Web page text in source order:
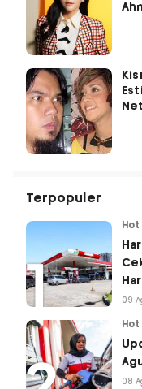
Terpopuler
Hot
09
Hot
08